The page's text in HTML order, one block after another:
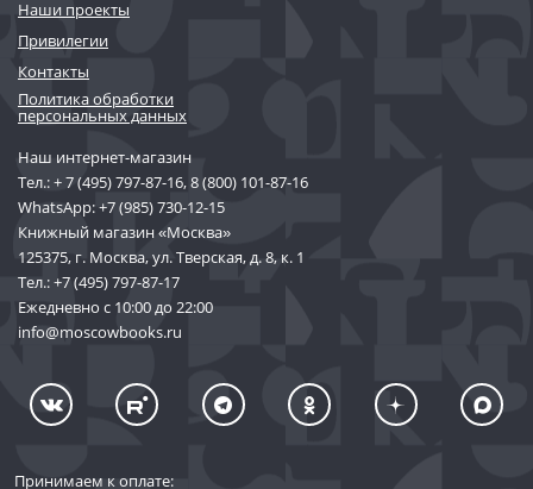
Наши проекты
Привилегии
Контакты
Политика обработки
персональных данных
Наш интернет-магазин
Тел.:+ 7 (495) 797-87-16,8 (800) 101-87-16
WhatsApp:+7 (985) 730-12-15
Книжный магазин «Москва»
125375, г. Москва, ул. Тверская, д. 8, к. 1
Тел.:+7 (495) 797-87-17
Ежедневно с 10:00 до 22:00
info@moscowbooks.ru
Принимаем к оплате: